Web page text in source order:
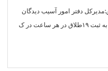
دفتر امور آسیب دیدگان
ساعت در ک